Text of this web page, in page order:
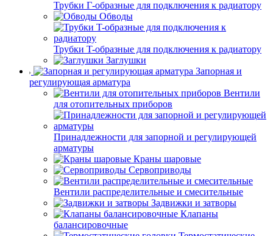
Трубки Г-образные для подключения к радиатору
Обводы
Трубки T-образные для подключения к радиатору
Заглушки
Запорная и
регулирующая арматура
Вентили
для отопительных приборов
Принадлежности для запорной и регулирующей
арматуры
Краны шаровые
Сервоприводы
Вентили распределительные и смесительные
Задвижки и затворы
Клапаны
балансировочные